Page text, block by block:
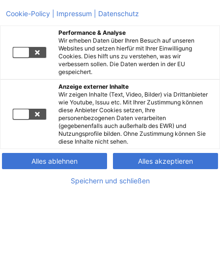
Cookie-Policy | Impressum | Datenschutz
Performance & Analyse
Wir erheben Daten über Ihren Besuch auf unseren
Websites und setzen hierfür mit Ihrer Einwilligung
Cookies. Dies hilft uns zu verstehen, was wir
verbessern sollen. Die Daten werden in der EU
gespeichert.
Anzeige externer Inhalte
Wir zeigen Inhalte (Text, Video, Bilder) via Drittanbieter
wie Youtube, Issuu etc. Mit Ihrer Zustimmung können
diese Anbieter Cookies setzen, Ihre
personenbezogenen Daten verarbeiten
(gegebenenfalls auch außerhalb des EWR) und
Nutzungsprofile bilden. Ohne Zustimmung können Sie
diese Inhalte nicht sehen.
Alles ablehnen Alles akzeptieren
Speichern und schließen